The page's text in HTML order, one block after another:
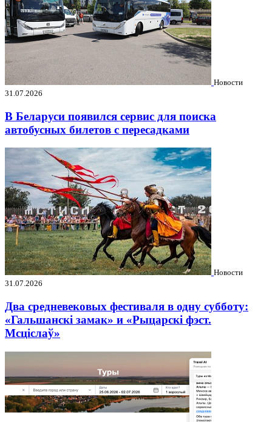
Новости
31.07.2026
В Беларуси появился сервис для поиска
автобусных билетов с пересадками
Новости
31.07.2026
Два средневековых фестиваля в одну субботу:
«Гальшанскі замак» и «Рыцарскі фэст.
Мсціслаў»